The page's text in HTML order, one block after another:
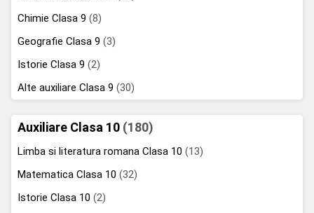
Chimie Clasa 9 (8)
Geografie Clasa 9 (3)
Istorie Clasa 9 (2)
Alte auxiliare Clasa 9 (30)
Auxiliare Clasa 10 (180)
Limba si literatura romana Clasa 10 (13)
Matematica Clasa 10 (32)
Istorie Clasa 10 (2)